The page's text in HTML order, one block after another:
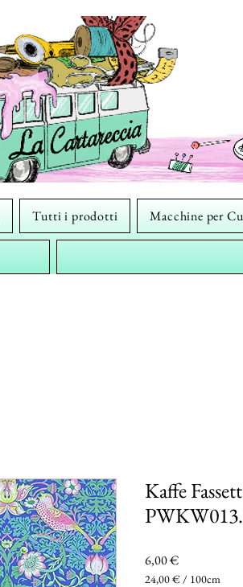
Tutti i prodotti Macchine per
Kaffe
6,00 €Prezzo
24,00 €/ 100cm